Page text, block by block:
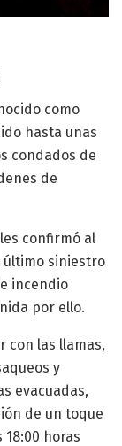
como
hasta unas
condados de
de
confirmó al
último siniestro
incendio
por ello.
con las llamas,
y
evacuadas,
de un toque
horas